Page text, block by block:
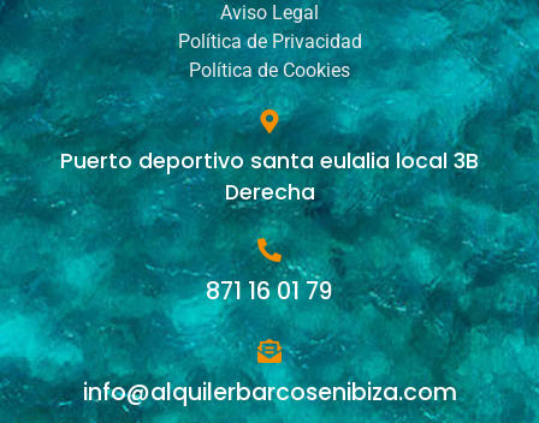
Aviso Legal
Política de Privacidad
Política de Cookies
Puerto deportivo santa eulalia local 3B
Derecha
871 16 01 79
info@alquilerbarcosenibiza.com